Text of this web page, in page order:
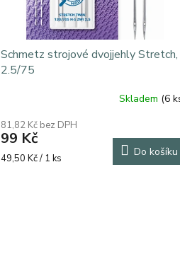
Schmetz strojové dvojjehly Stretch,
2.5/75
Skladem (6
81,82 Kč bez DPH
99 Kč
Měrná
49,50 Kč / 1 ks Do košíku